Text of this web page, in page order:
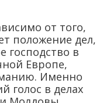
от того,
положение дел,
господство в
Европе,
Именно
голос в делах